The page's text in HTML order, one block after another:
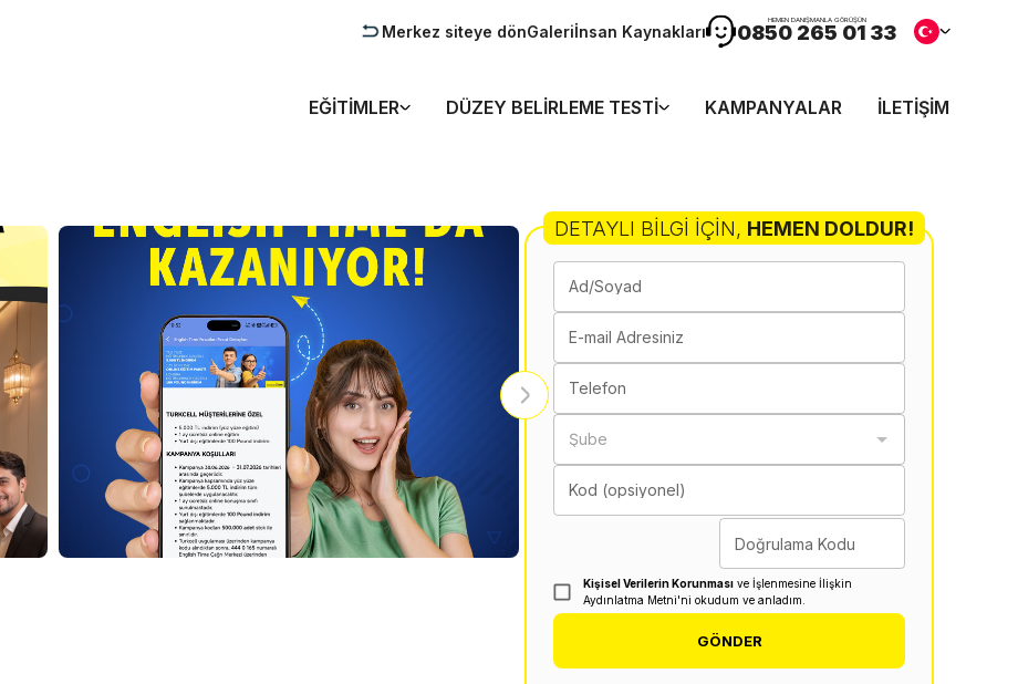
Merkez siteye dönGaleriİnsan Kaynakları
HEMEN DANIŞMANLA GÖRÜŞÜN
0850 265 01 33
EĞITIMLER DÜZEY BELIRLEME TESTI KAMPANYALAR İLETIŞIM
DETAYLI BILGI İÇIN, HEMEN DOLDUR!
Ad/Soyad
E-mail Adresiniz
Telefon
Şube
Kod (opsiyonel)
Doğrulama Kodu
Kişisel Verilerin Korunması ve İşlenmesine İlişkin
Aydınlatma Metni'ni okudum ve anladım.
GÖNDER